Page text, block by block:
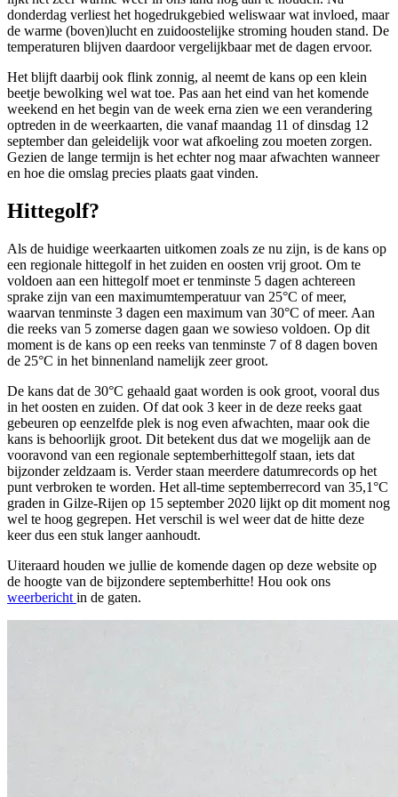
donderdag verliest het hogedrukgebied weliswaar wat invloed, maar
de warme (boven)lucht en zuidoostelijke stroming houden stand. De
temperaturen blijven daardoor vergelijkbaar met de dagen ervoor.
Het blijft daarbij ook flink zonnig, al neemt de kans op een klein
beetje bewolking wel wat toe. Pas aan het eind van het komende
weekend en het begin van de week erna zien we een verandering
optreden in de weerkaarten, die vanaf maandag 11 of dinsdag 12
september dan geleidelijk voor wat afkoeling zou moeten zorgen.
Gezien de lange termijn is het echter nog maar afwachten wanneer
en hoe die omslag precies plaats gaat vinden.
Hittegolf?
Als de huidige weerkaarten uitkomen zoals ze nu zijn, is de kans op
een regionale hittegolf in het zuiden en oosten vrij groot. Om te
voldoen aan een hittegolf moet er tenminste 5 dagen achtereen
sprake zijn van een maximumtemperatuur van 25°C of meer,
waarvan tenminste 3 dagen een maximum van 30°C of meer. Aan
die reeks van 5 zomerse dagen gaan we sowieso voldoen. Op dit
moment is de kans op een reeks van tenminste 7 of 8 dagen boven
de 25°C in het binnenland namelijk zeer groot.
De kans dat de 30°C gehaald gaat worden is ook groot, vooral dus
in het oosten en zuiden. Of dat ook 3 keer in de deze reeks gaat
gebeuren op eenzelfde plek is nog even afwachten, maar ook die
kans is behoorlijk groot. Dit betekent dus dat we mogelijk aan de
vooravond van een regionale septemberhittegolf staan, iets dat
bijzonder zeldzaam is. Verder staan meerdere datumrecords op het
punt verbroken te worden. Het all-time septemberrecord van 35,1°C
graden in Gilze-Rijen op 15 september 2020 lijkt op dit moment nog
wel te hoog gegrepen. Het verschil is wel weer dat de hitte deze
keer dus een stuk langer aanhoudt.
Uiteraard houden we jullie de komende dagen op deze website op
de hoogte van de bijzondere septemberhitte! Hou ook ons
weerbericht in de gaten.